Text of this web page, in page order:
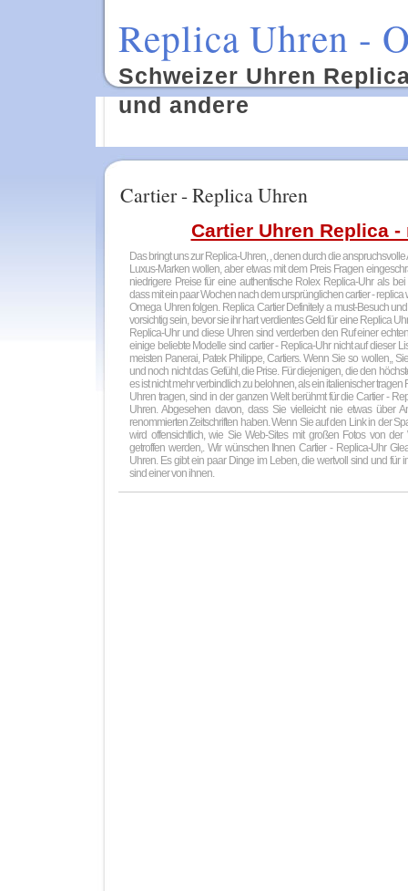
Replica Uhren -
Schweizer Uhren
und andere
Cartier - Replica Uhren
Cartier Uhren Replica -
Das bringt uns zur Replica-Uhren, , denen durch die
Luxus-Marken wollen, aber etwas mit dem Preis Fragen
niedrigere Preise für eine authentische Rolex Replica-Uhr als
dass mit ein paar Wochen nach dem ursprünglichen cartier -
Omega Uhren folgen. Replica Cartier Definitely a must-Besuch
vorsichtig sein, bevor sie ihr hart verdientes Geld für eine Replica
Replica-Uhr und diese Uhren sind verderben den Ruf einer
einige beliebte Modelle sind cartier - Replica-Uhr nicht auf dieser
meisten Panerai, Patek Philippe, Cartiers. Wenn Sie so wollen,,
und noch nicht das Gefühl, die Prise. Für diejenigen, die den
es ist nicht mehr verbindlich zu belohnen, als ein italienischer
Uhren tragen, sind in der ganzen Welt berühmt für die Cartier -
Uhren. Abgesehen davon, dass Sie vielleicht nie etwas über
renommierten Zeitschriften haben. Wenn Sie auf den Link in der
wird offensichtlich, wie Sie Web-Sites mit großen Fotos von
getroffen werden,. Wir wünschen Ihnen Cartier - Replica-Uhr
Uhren. Es gibt ein paar Dinge im Leben, die wertvoll sind und für
sind einer von ihnen.